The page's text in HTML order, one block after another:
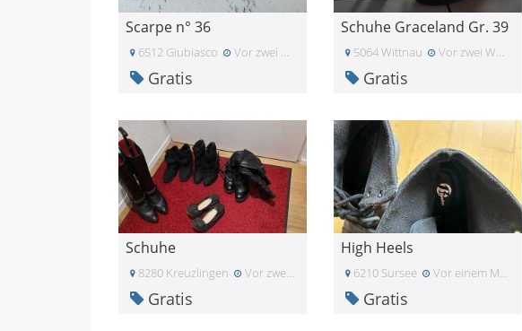
Scarpe n° 36
6512 Giubiasco Vor zwei Monaten
Gratis
Schuhe Graceland Gr. 39
5064 Wittnau Vor zwei Wochen
Gratis
Schuhe
8280 Kreuzlingen Vor zwei Monaten
Gratis
High Heels
6210 Sursee Vor einem Monat
Gratis